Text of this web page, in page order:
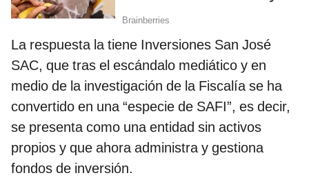
La respuesta la tiene Inversiones San José
SAC, que tras el escándalo mediático y en
medio de la investigación de la Fiscalía se ha
convertido en una “especie de SAFI”, es decir,
se presenta como una entidad sin activos
propios y que ahora administra y gestiona
fondos de inversión.